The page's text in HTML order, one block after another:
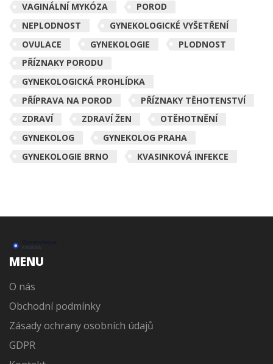
VAGINÁLNÍ MYKÓZA
POROD
NEPLODNOST
GYNEKOLOGICKÉ VYŠETŘENÍ
OVULACE
GYNEKOLOGIE
PLODNOST
PŘÍZNAKY PORODU
GYNEKOLOGICKÁ PROHLÍDKA
PŘÍPRAVA NA POROD
PŘÍZNAKY TĚHOTENSTVÍ
ZDRAVÍ
ZDRAVÍ ŽEN
OTĚHOTNĚNÍ
GYNEKOLOG
GYNEKOLOG PRAHA
GYNEKOLOGIE BRNO
KVASINKOVÁ INFEKCE
MENU
O nás
Obchodní podmínky
Zásady ochrany osobních údajů
GDPR